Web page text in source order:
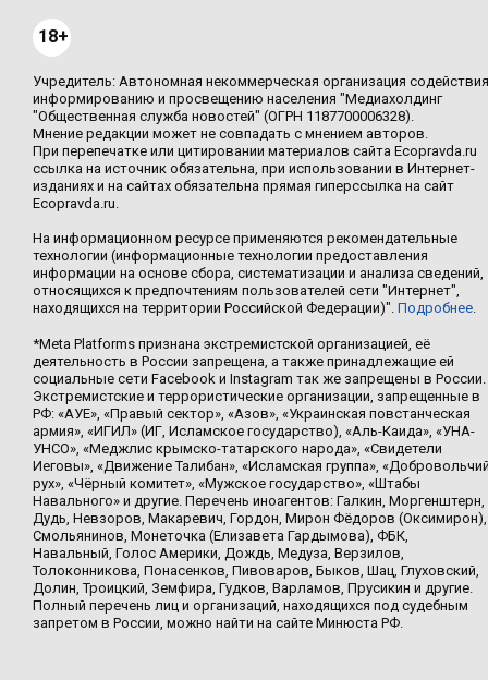
18+
Учредитель: Автономная некоммерческая организация содействия
информированию и просвещению населения "Медиахолдинг
"Общественная служба новостей" (ОГРН 1187700006328).
Мнение редакции может не совпадать с мнением авторов.
При перепечатке или цитировании материалов сайта Ecopravda.ru
ссылка на источник обязательна, при использовании в Интернет-
изданиях и на сайтах обязательна прямая гиперссылка на сайт
Ecopravda.ru.
На информационном ресурсе применяются рекомендательные
технологии (информационные технологии предоставления
информации на основе сбора, систематизации и анализа сведений,
относящихся к предпочтениям пользователей сети "Интернет",
находящихся на территории Российской Федерации)". Подробнее
*Meta Platforms признана экстремистской организацией, её
деятельность в России запрещена, а также принадлежащие ей
социальные сети Facebook и Instagram так же запрещены в России.
Экстремистские и террористические организации, запрещенные в
РФ: «АУЕ», «Правый сектор», «Азов», «Украинская повстанческая
армия», «ИГИЛ» (ИГ, Исламское государство), «Аль-Каида», «УНА-
УНСО», «Меджлис крымско-татарского народа», «Свидетели
Иеговы», «Движение Талибан», «Исламская группа»,
рух», «Чёрный комитет», «Мужское государство», «Штабы
Навального» и другие. Перечень иноагентов: Галкин, Моргенштерн,
Дудь, Невзоров, Макаревич, Гордон, Мирон Фёдоров (Оксимирон),
Смольянинов, Монеточка (Елизавета Гардымова), ФБК,
Навальный, Голос Америки, Дождь, Медуза, Верзилов,
Толоконникова, Понасенков, Пивоваров, Быков, Шац, Глуховский,
Долин, Троицкий, Земфира, Гудков, Варламов, Прусикин и другие.
Полный перечень лиц и организаций, находящихся под судебным
запретом в России, можно найти на сайте Минюста РФ.